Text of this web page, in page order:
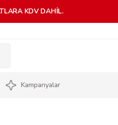
KDV DAHİL.
Kampanyalar